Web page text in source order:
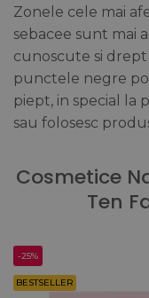
Zonele cele mai
sebacee sunt mai
cunoscute si drept
punctele negre
piept, in special la
sau folosesc
Cosmetice
Ten
-25%
BESTSELLER